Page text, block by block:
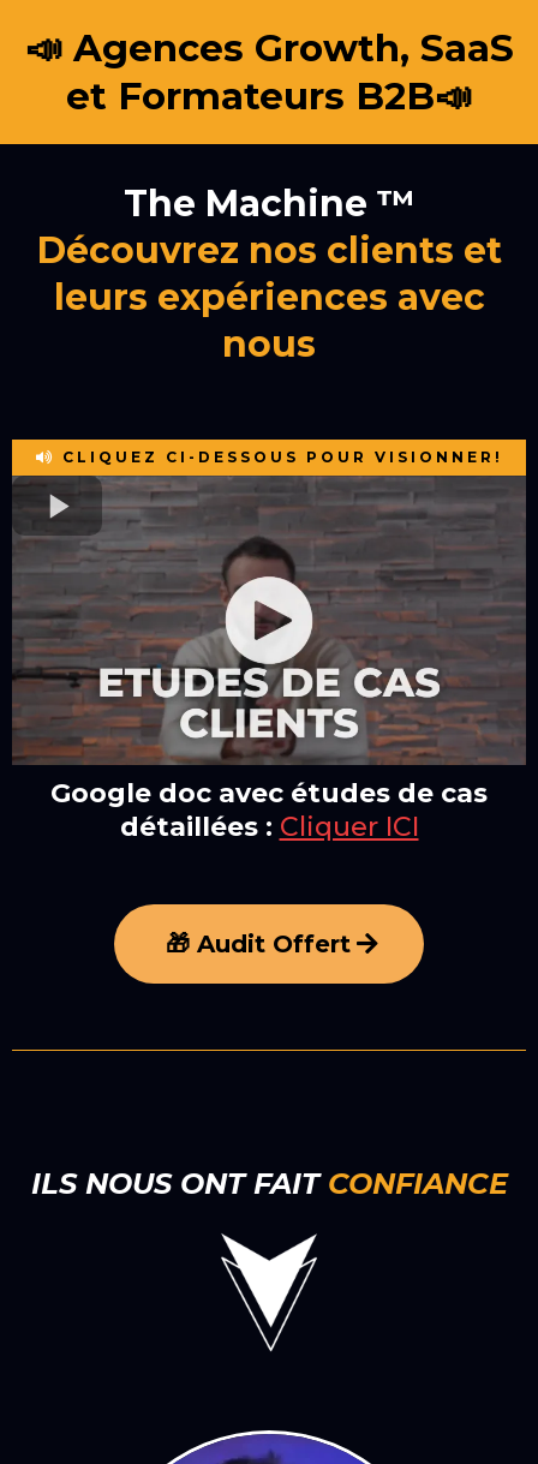
📣 Agences Growth, SaaS
et Formateurs B2B📣
The Machine ™
Découvrez nos clients et
leurs expériences avec
nous
CLIQUEZ CI-DESSOUS POUR VISIONNER!
Google doc avec études de cas
détaillées : Cliquer ICI
🎁 Audit Offert
ILS NOUS ONT FAIT CONFIANCE